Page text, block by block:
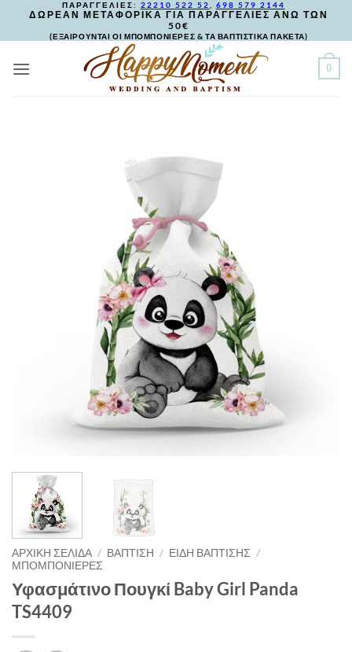
ΠΑΡΑΓΓΕΛΙΕΣ: 22210 522 52 698 579 2144
ΔΩΡΕΑΝ ΜΕΤΑΦΟΡΙΚΑ ΓΙΑ ΠΑΡΑΓΓΕΛΙΕΣ ΑΝΩ ΤΩΝ
50€
(ΕΞΑΙΡΟΥΝΤΑΙ ΟΙ ΜΠΟΜΠΟΝΙΕΡΕΣ & ΤΑ ΒΑΠΤΙΣΤΙΚΑ ΠΑΚΕΤΑ)
0
ΑΡΧΙΚΉ ΣΕΛΊΔΑ / ΒΑΠΤΙΣΗ / ΕΙΔΗ ΒΑΠΤΙΣΗΣ /
ΜΠΟΜΠΟΝΙΕΡΕΣ
Υφασμάτινο Πουγκί Baby Girl Panda
TS4409